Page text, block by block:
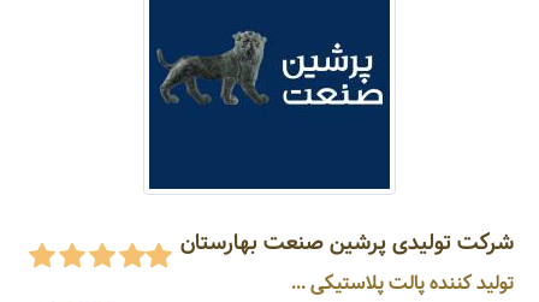
شرکت تولیدی پرشین صنعت بهارستان
تولید کننده پالت پلاستیکی ...